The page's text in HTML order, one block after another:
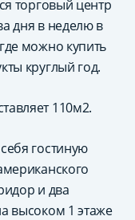
торговый центр
дня в неделю в
можно купить
круглый год.
110м2.
гостиную
и два
высоком 1 этаже